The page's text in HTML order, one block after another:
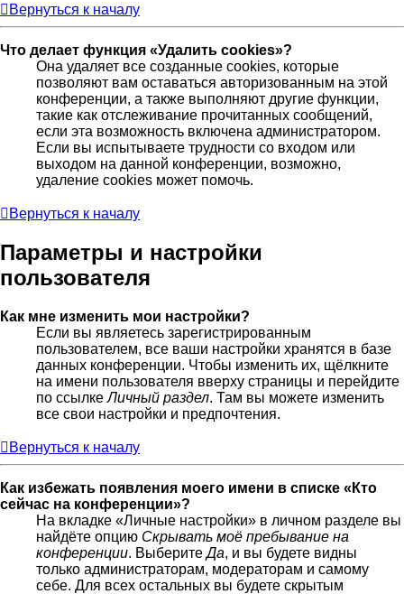
Вернуться к началу
Что делает функция «Удалить cookies»?
Она удаляет все созданные cookies, которые
позволяют вам оставаться авторизованным на этой
конференции, а также выполняют другие функции,
такие как отслеживание прочитанных сообщений,
если эта возможность включена администратором.
Если вы испытываете трудности со входом или
выходом на данной конференции, возможно,
удаление cookies может помочь.
Вернуться к началу
Параметры и настройки
пользователя
Как мне изменить мои настройки?
Если вы являетесь зарегистрированным
пользователем, все ваши настройки хранятся в базе
данных конференции. Чтобы изменить их, щёлкните
на имени пользователя вверху страницы и перейдите
по ссылкеЛичный раздел. Там вы можете изменить
все свои настройки и предпочтения.
Вернуться к началу
Как избежать появления моего имени в списке «Кто
сейчас на конференции»?
На вкладке «Личные настройки» в личном разделе вы
найдёте опцию Скрывать моё пребывание на
конференции. ВыберитеДа, и вы будете видны
только администраторам, модераторам и самому
себе. Для всех остальных вы будете скрытым